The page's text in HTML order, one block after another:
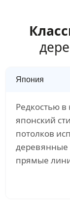
Япония
Редкостью
японский
потолков
деревянные
прямые